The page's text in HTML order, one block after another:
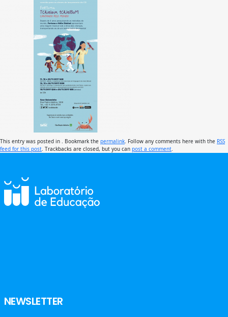
This entry was posted in . Bookmark the permalink . Follow any comments here with the RSS
feed for this post . Trackbacks are closed, but you can post a comment
NEWSLETTER